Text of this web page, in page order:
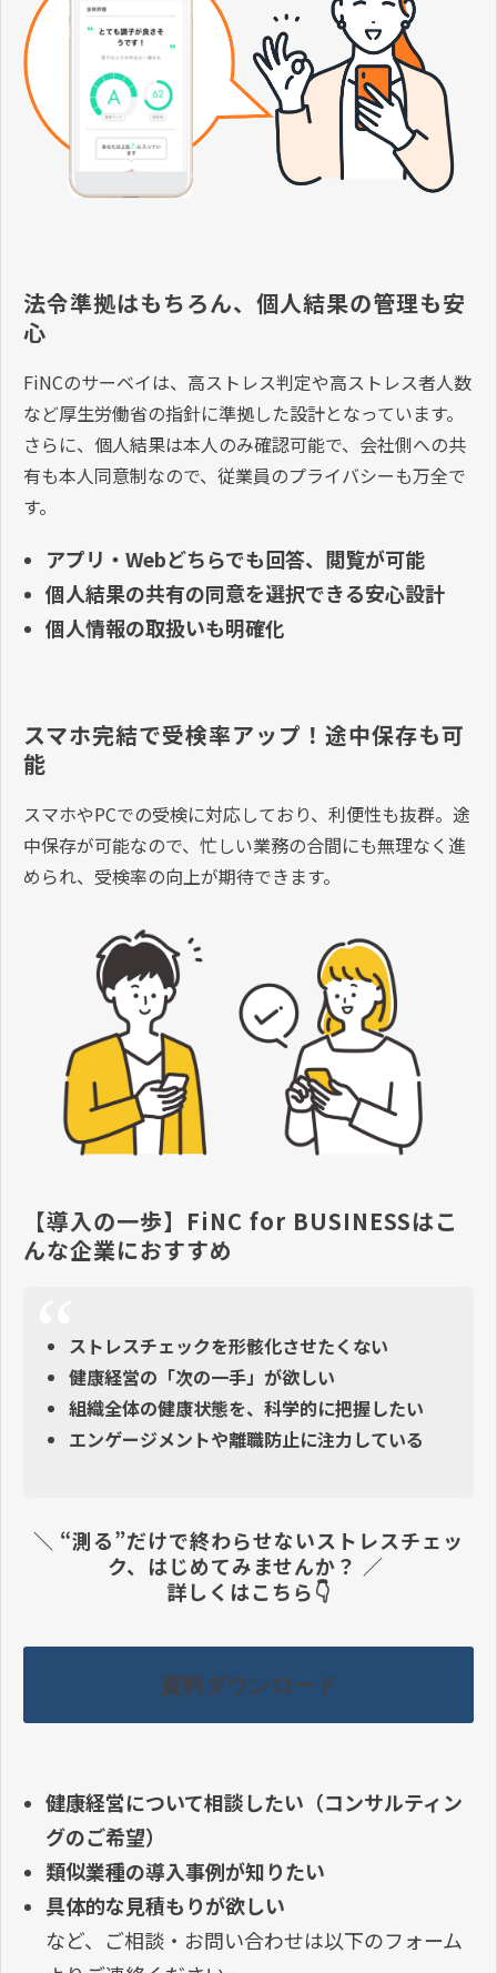
法令準拠はもちろん、個人結果の管理も安
心
FiNCのサーベイは、高ストレス判定や高ストレス者人数
など厚生労働省の指針に準拠した設計となっています。
さらに、個人結果は本人のみ確認可能で、会社側への共
有も本人同意制なので、従業員のプライバシーも万全で
す。
アプリ・Webどちらでも回答、閲覧が可能
個人結果の共有の同意を選択できる安心設計
個人情報の取扱いも明確化
スマホ完結で受検率アップ！途中保存も可
能
スマホやPCでの受検に対応しており、利便性も抜群。途
中保存が可能なので、忙しい業務の合間にも無理なく進
められ、受検率の向上が期待できます。
【導入の一歩】FiNC for BUSINESSはこ
んな企業におすすめ
ストレスチェックを形骸化させたくない
健康経営の「次の一手」が欲しい
組織全体の健康状態を、科学的に把握したい
エンゲージメントや離職防止に注力している
＼ “測る”だけで終わらせないストレスチェッ
ク、はじめてみませんか？ ／
詳しくはこちら👇
資料ダウンロード
健康経営について相談したい（コンサルティン
グのご希望）
類似業種の導入事例が知りたい
具体的な見積もりが欲しい
など、ご相談・お問い合わせは以下のフォーム